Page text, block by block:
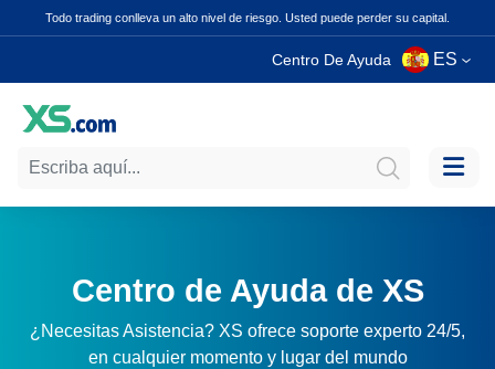
Todo trading conlleva un alto nivel de riesgo. Usted puede perder su capital.
Centro De Ayuda ES
Centro de Ayuda de XS
¿Necesitas Asistencia? XS ofrece soporte experto 24/5,
en cualquier momento y lugar del mundo